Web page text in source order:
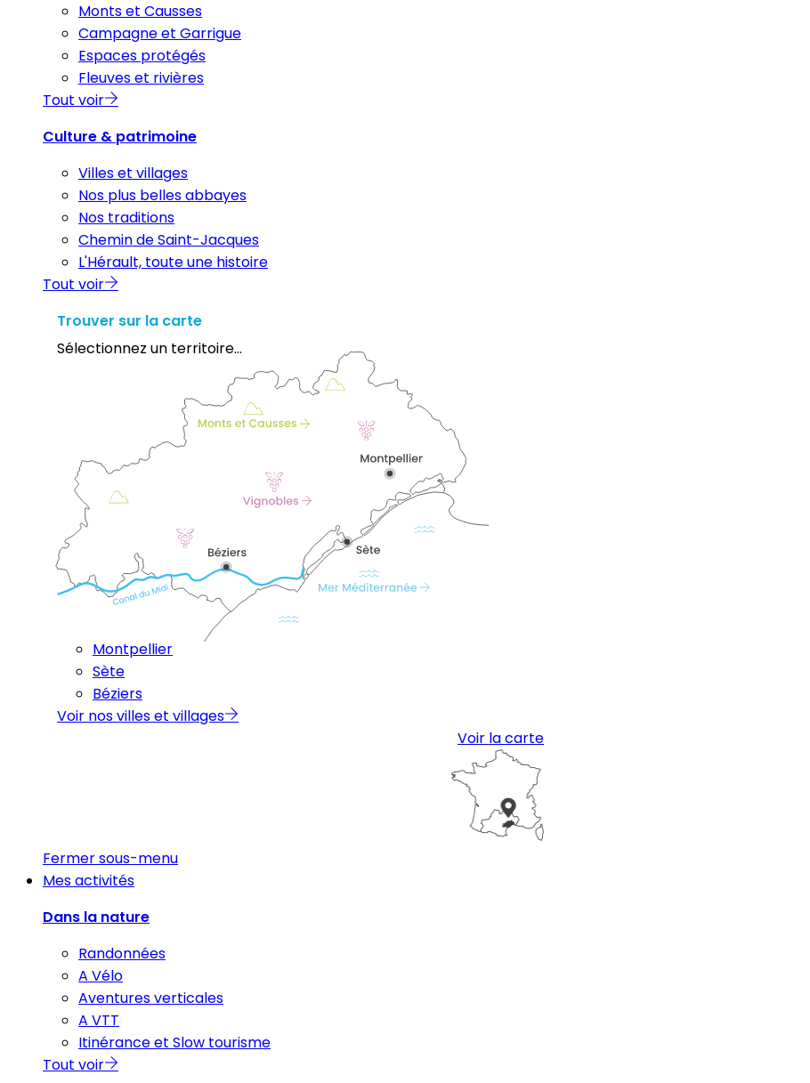
Monts et Causses
Campagne et Garrigue
Espaces protégés
Fleuves et rivières
Tout voir
Culture & patrimoine
Villes et villages
Nos plus belles abbayes
Nos traditions
Chemin de Saint-Jacques
L'Hérault, toute une histoire
Tout voir
Trouver sur la carte
Sélectionnez un territoire...
Montpellier
Sète
Béziers
Voir nos villes et villages
Voir la carte
Fermer sous-menu
Mes activités
Dans la nature
Randonnées
A Vélo
Aventures verticales
A VTT
Itinérance et Slow tourisme
Tout voir